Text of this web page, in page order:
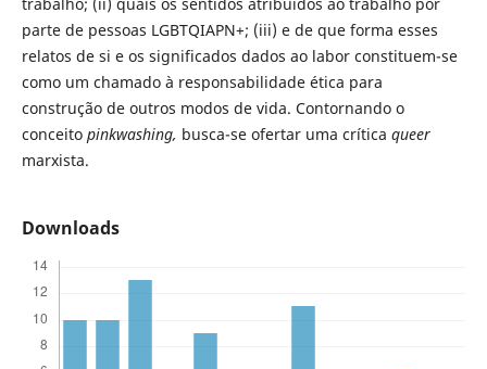
parte de pessoas LGBTQIAPN+; (iii) e de que forma esses
relatos de si e os significados dados ao labor constituem-se
como um chamado à responsabilidade ética para
construção de outros modos de vida. Contornando o
conceito pinkwashing, busca-se ofertar uma crítica queer
marxista.
Downloads